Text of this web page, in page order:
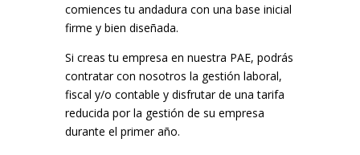
comiences tu andadura con una base inicial
firme y bien diseñada.
Si creas tu empresa en nuestra PAE, podrás
contratar con nosotros la gestión laboral,
fiscal y/o contable y disfrutar de una tarifa
reducida por la gestión de su empresa
durante el primer año.